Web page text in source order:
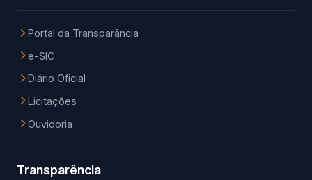
Portal da Transparância
e-SIC
Diário Oficial
Licitações
Ouvidoria
Transparência